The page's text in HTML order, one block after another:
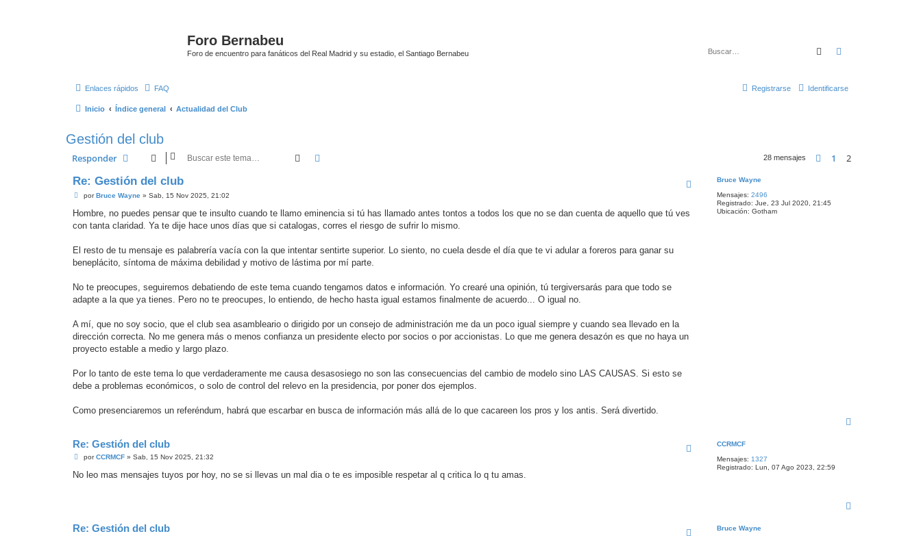
Foro Bernabeu
Foro de encuentro para fanáticos del Real Madrid y su estadio, el Santiago Bernabeu Buscar
Enlaces rápidos FAQ Identificarse
Registrarse
Inicio Índice general Actualidad del Club
Gestión del club
Responder Buscar 28 mensajes Anterior
1 2
Bruce Wayne
Mensajes: 2496
Registrado: Jue, 23 Jul 2020, 21:45
Ubicación: Gotham
Re: Gestión del club
M
n
a
porBruce Wayne» Sab, 15 Nov 2025, 21:02
Hombre, no puedes pensar que te insulto cuando te llamo eminencia si tú has llamado antes tontos a todos los que no se dan cuenta de aquello que tú ves
con tanta claridad. Ya te dije hace unos días que si catalogas, corres el riesgo de sufrir lo mismo.
El resto de tu mensaje es palabrería vacía con la que intentar sentirte superior. Lo siento, no cuela desde el día que te vi adular a foreros para ganar su
beneplácito, síntoma de máxima debilidad y motivo de lástima por mí parte.
No te preocupes, seguiremos debatiendo de este tema cuando tengamos datos e información. Yo crearé una opinión, tú tergiversarás para que todo se
adapte a la que ya tienes. Pero no te preocupes, lo entiendo, de hecho hasta igual estamos finalmente de acuerdo... O igual no.
A mí, que no soy socio, que el club sea asambleario o dirigido por un consejo de administración me da un poco igual siempre y cuando sea llevado en la
dirección correcta. No me genera más o menos confianza un presidente electo por socios o por accionistas. Lo que me genera desazón es que no haya un
proyecto estable a medio y largo plazo.
Por lo tanto de este tema lo que verdaderamente me causa desasosiego no son las consecuencias del cambio de modelo sino LAS CAUSAS. Si esto se
debe a problemas económicos, o solo de control del relevo en la presidencia, por poner dos ejemplos.
Como presenciaremos un referéndum, habrá que escarbar en busca de información más allá de lo que cacareen los pros y los antis. Será divertido.
CCRMCF
Mensajes: 1327
Registrado: Lun, 07 Ago 2023, 22:59
Re: Gestión del club
M
n
porCCRMCF» Sab, 15 Nov 2025, 21:32
No leo mas mensajes tuyos por hoy, no se si llevas un mal dia o te es imposible respetar al q critica lo q tu amas.
Bruce Wayne
Re: Gestión del club